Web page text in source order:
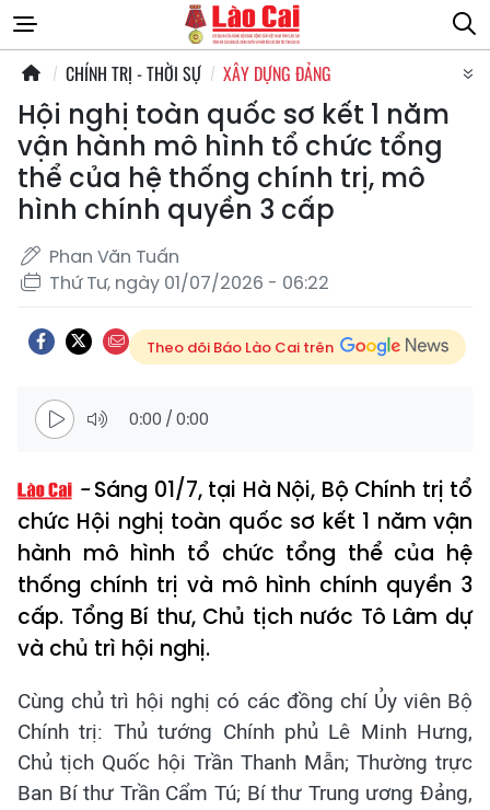
CHÍNH TRỊ - THỜI SỰ XÂY DỰNG ĐẢNG
Hội nghị toàn quốc sơ kết 1 năm
vận hành mô hình tổ chức tổng
thể của hệ thống chính trị, mô
hình chính quyền 3 cấp
Phan Văn Tuấn
Thứ Tư, ngày 01/07/2026 - 06:22
Theo dõi Báo Lào Cai trên
0:00 /0:00
Sáng 01/7, tại Hà Nội, Bộ Chính trị tổ
chức Hội nghị toàn quốc sơ kết 1 năm vận
hành mô hình tổ chức tổng thể của hệ
thống chính trị và mô hình chính quyền 3
cấp. Tổng Bí thư, Chủ tịch nước Tô Lâm dự
và chủ trì hội nghị.
Cùng chủ trì hội nghị có các đồng chí Ủy viên Bộ
Chính trị: Thủ tướng Chính phủ Lê Minh Hưng,
Chủ tịch Quốc hội Trần Thanh Mẫn; Thường trực
Ban Bí thư Trần Cẩm Tú; Bí thư Trung ương Đảng,